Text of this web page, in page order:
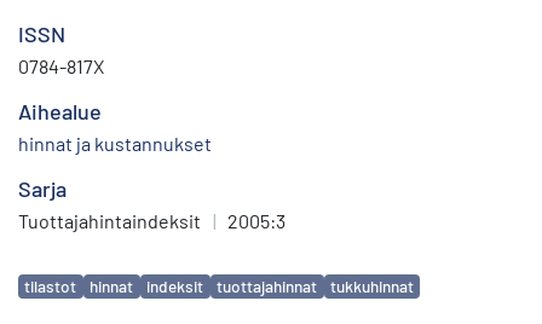
ISSN
0784-817X
Aihealue
hinnat ja kustannukset
Sarja
Tuottajahintaindeksit | 2005:3
Avainsanat
tilastot hinnat indeksit tuottajahinnat tukkuhinnat